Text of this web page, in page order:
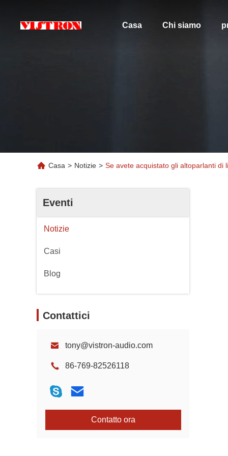
Casa Chi siamo
Casa > Notizie > Se avete acquistato gli altoparlanti di
Eventi
Notizie
Casi
Blog
Contattici
tony@vistron-audio.com
86-769-82526118
Contatto ora